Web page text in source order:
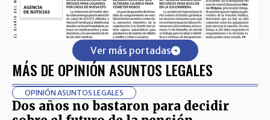
Ver más portadas
MÁS DE OPINIÓN ASUNTOS LEGALES
OPINIÓN ASUNTOS LEGALES
Dos años no bastaron para decidir